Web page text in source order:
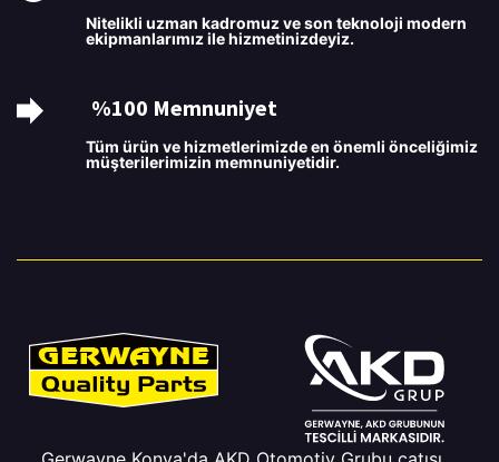
Nitelikli uzman kadromuz ve son teknoloji modern
ekipmanlarımız ile hizmetinizdeyiz.
%100 Memnuniyet
Tüm ürün ve hizmetlerimizde en önemli önceliğimiz
müşterilerimizin memnuniyetidir.